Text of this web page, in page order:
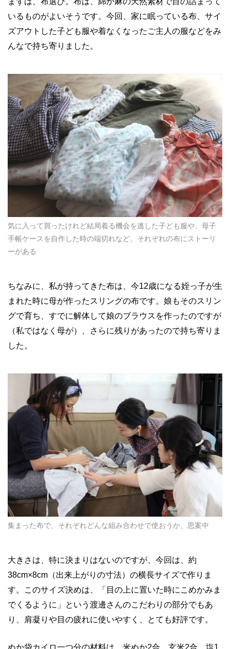
いるものがよいそうです。今回、家に眠っている布、サイ
ズアウトした子ども服や着なくなったご主人の服などをみ
んなで持ち寄りました。
気に入って買ったけれど結局着る機会を逃した子ども服や、母子
手帳ケースを自作した時の端切れなど、それぞれの布にストーリ
ーがある
ちなみに、私が持ってきた布は、今12歳になる姪っ子が生
まれた時に母が作ったスリングの布です。娘もそのスリン
グで育ち、すでに解体して娘のブラウスを作ったのですが
（私ではなく母が）、さらに残りがあったので持ち寄りま
した。
集まった布で、それぞれどんな組み合わせで使おうか、思案中
大きさは、特に決まりはないのですが、今回は、約
38cm×8cm（出来上がりの寸法）の横長サイズで作りま
す。このサイズ決めは、「目の上に置いた時にこめかみま
でくるように」という渡邊さんのこだわりの部分でもあ
り、肩凝りや目の疲れに使いやすく、とても好評です。
ぬか袋カイロ一つ分の材料は、米ぬか2合、玄米2合、塩1